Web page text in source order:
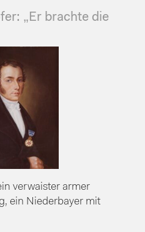
„Er brachte die
verwaister armer
ein Niederbayer mit